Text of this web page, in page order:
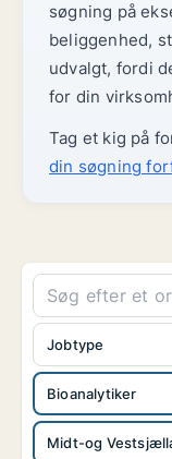
søgning på
beliggenhed,
udvalgt, fordi
for din
Tag et kig på
din søgning
Bioanalytiker
Midt-og
Jobtype